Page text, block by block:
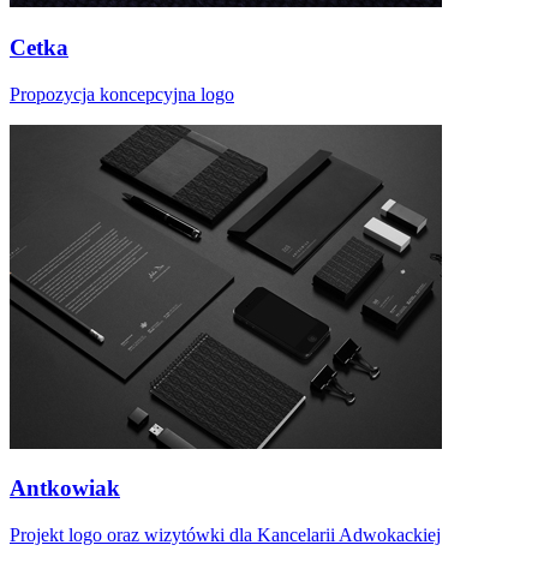
Cetka
Propozycja koncepcyjna logo
Antkowiak
Projekt logo oraz wizytówki dla Kancelarii Adwokackiej